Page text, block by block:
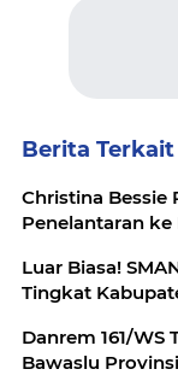
Berita Terkait
Christina Bessie
Penelantaran ke
Luar Biasa!
Tingkat
Danrem 161/WS
Bawaslu